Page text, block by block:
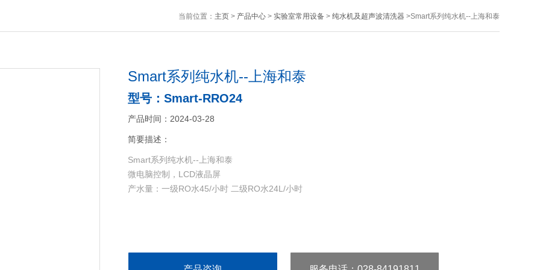
当前位置： 主页> 产品中心> 实验室常用设备> 纯水机及超声波清洗器 >Smart系列纯水机--上海和泰
Smart系列纯水机--上海和泰
型号：Smart-RRO24
产品时间：2024-03-28
简要描述：
Smart系列纯水机--上海和泰
微电脑控制，LCD液晶屏
产水量：一级RO水45/小时 二级RO水24L/小时